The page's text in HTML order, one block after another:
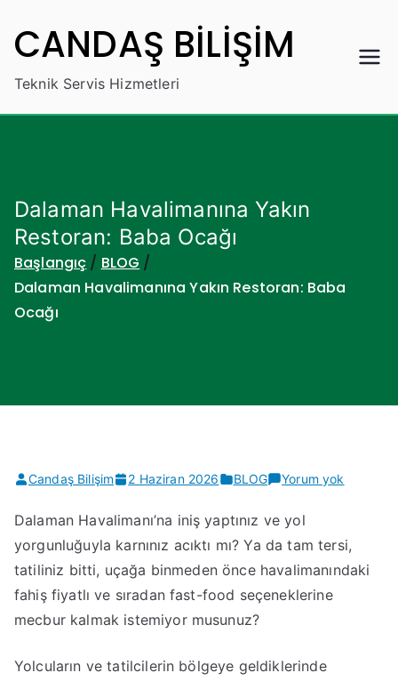
geçCANDAŞ BİLİŞİM
Teknik Servis Hizmetleri
Dalaman Havalimanına Yakın
Restoran: Baba Ocağı
Başlangıç
BLOG
Dalaman Havalimanına Yakın Restoran: Baba
Ocağı
Candaş Bilişim 2 Haziran 2026 BLOG Yorum yok
Baba
Dalaman Havalimanı’na iniş yaptınız ve yol
yorgunluğuyla karnınız acıktı mı? Ya da tam tersi,
tatiliniz bitti, uçağa binmeden önce havalimanındaki
fahiş fiyatlı ve sıradan fast-food seçeneklerine
mecbur kalmak istemiyor musunuz?
​Yolcuların ve tatilcilerin bölgeye geldiklerinde